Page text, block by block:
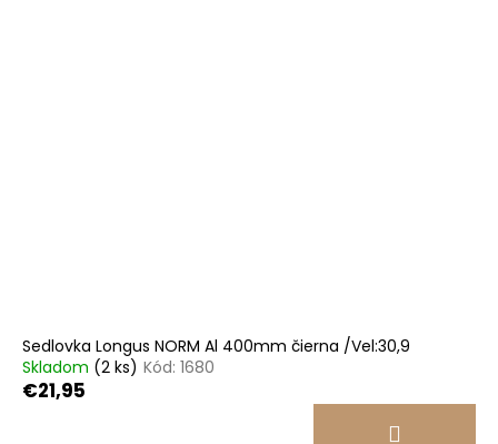
Sedlovka Longus NORM Al 400mm čierna /Vel:30,9
Skladom (2 ks) Kód: 1680
€21,95